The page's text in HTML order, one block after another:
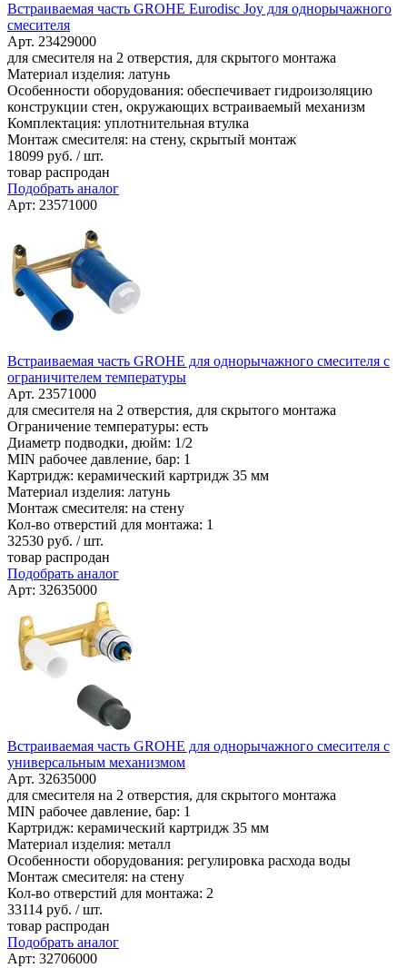
Встраиваемая часть GROHE Eurodisc Joy для однорычажного
смесителя
Арт. 23429000
для смесителя на 2 отверстия, для скрытого монтажа
Материал изделия: латунь
Особенности оборудования: обеспечивает гидроизоляцию
конструкции стен, окружающих встраиваемый механизм
Комплектация: уплотнительная втулка
Монтаж смесителя: на стену, скрытый монтаж
18099 руб. / шт.
товар распродан
Подобрать аналог
Арт: 23571000
Встраиваемая часть GROHE для однорычажного смесителя с
ограничителем температуры
Арт. 23571000
для смесителя на 2 отверстия, для скрытого монтажа
Ограничение температуры: есть
Диаметр подводки, дюйм: 1/2
MIN рабочее давление, бар: 1
Картридж: керамический картридж 35 мм
Материал изделия: латунь
Монтаж смесителя: на стену
Кол-во отверстий для монтажа: 1
32530 руб. / шт.
товар распродан
Подобрать аналог
Арт: 32635000
Встраиваемая часть GROHE для однорычажного смесителя с
универсальным механизмом
Арт. 32635000
для смесителя на 2 отверстия, для скрытого монтажа
MIN рабочее давление, бар: 1
Картридж: керамический картридж 35 мм
Материал изделия: металл
Особенности оборудования: регулировка расхода воды
Монтаж смесителя: на стену
Кол-во отверстий для монтажа: 2
33114 руб. / шт.
товар распродан
Подобрать аналог
Арт: 32706000